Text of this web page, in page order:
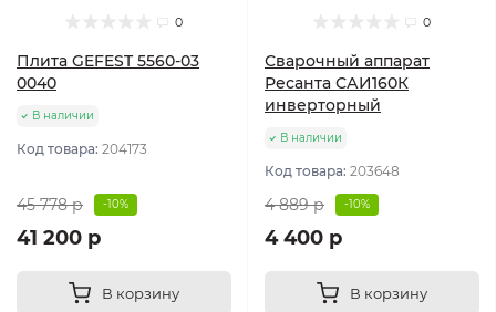
0
Плита GEFEST 5560-03
0040
В наличии
Код товара: 204173
45 778 р -10%
41 200 р
В корзину
0
Сварочный аппарат
Ресанта САИ160К
инверторный
В наличии
Код товара: 203648
4 889 р -10%
4 400 р
В корзину